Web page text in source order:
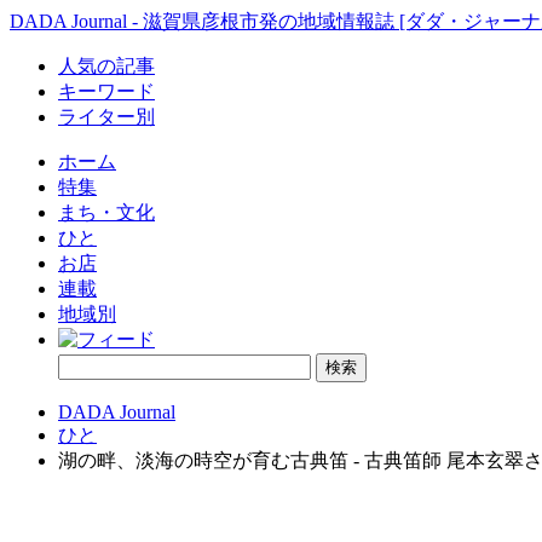
DADA Journal - 滋賀県彦根市発の地域情報誌 [ダダ・ジャー
人気の記事
キーワード
ライター別
ホーム
特集
まち・文化
ひと
お店
連載
地域別
DADA Journal
ひと
湖の畔、淡海の時空が育む古典笛 - 古典笛師 尾本玄翠